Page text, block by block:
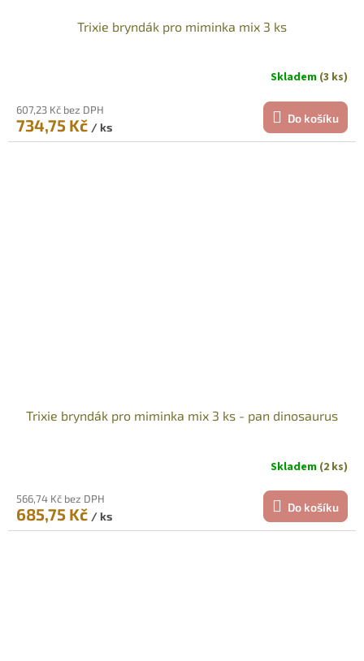
Trixie bryndák pro miminka mix 3 ks
Skladem (3 ks)
607,23 Kč bez DPH
734,75 Kč / ks
Do košíku
Trixie bryndák pro miminka mix 3 ks - pan dinosaurus
Skladem (2 ks)
566,74 Kč bez DPH
685,75 Kč / ks
Do košíku